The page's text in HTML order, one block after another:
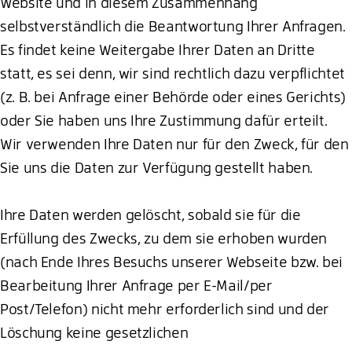
selbstverständlich die Beantwortung Ihrer Anfragen.
Es findet keine Weitergabe Ihrer Daten an Dritte
statt, es sei denn, wir sind rechtlich dazu verpflichtet
(z. B. bei Anfrage einer Behörde oder eines Gerichts)
oder Sie haben uns Ihre Zustimmung dafür erteilt.
Wir verwenden Ihre Daten nur für den Zweck, für den
Sie uns die Daten zur Verfügung gestellt haben.
Ihre Daten werden gelöscht, sobald sie für die
Erfüllung des Zwecks, zu dem sie erhoben wurden
(nach Ende Ihres Besuchs unserer Webseite bzw. bei
Bearbeitung Ihrer Anfrage per E-Mail/per
Post/Telefon) nicht mehr erforderlich sind und der
Löschung keine gesetzlichen